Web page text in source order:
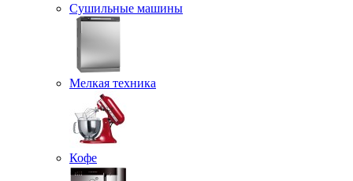
Сушильные машины
Мелкая техника
Кофе